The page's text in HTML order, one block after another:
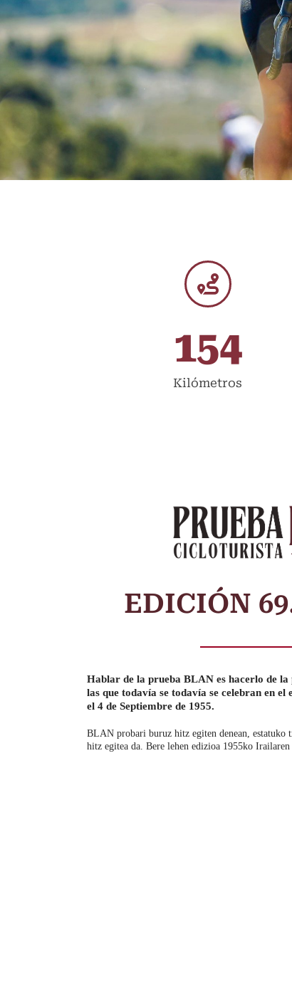
Kilómetros
154
EDICIÓN
Hablar de la prueba BLAN es hacerlo de
las que todavía se todavía se celebran en
el 4 de Septiembre de 1955.
BLAN probari buruz hitz egiten denean,
hitz egitea da. Bere lehen edizioa 1955ko Irailaren